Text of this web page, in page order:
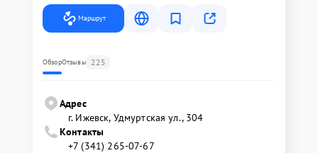
Маршрут
ОбзорОтзывы 225
Адрес
г. Ижевск, Удмуртская ул., 304
Контакты
+7 (341) 265-07-67